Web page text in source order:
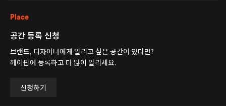
Place
공간 등록 신청
브랜드, 디자이너에게 알리고 싶은 공간이 있다면?
헤이팝에 등록하고 더 많이 알리세요.
신청하기